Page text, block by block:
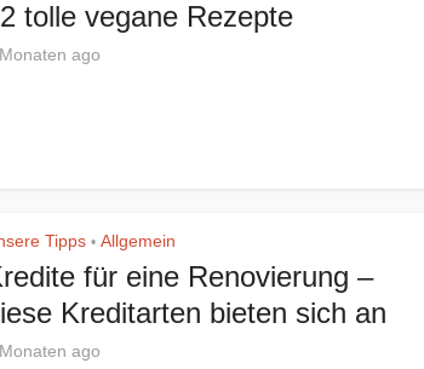
tolle vegane Rezepte
ago
Tipps • Allgemein
für eine Renovierung –
Kreditarten bieten sich an
ago